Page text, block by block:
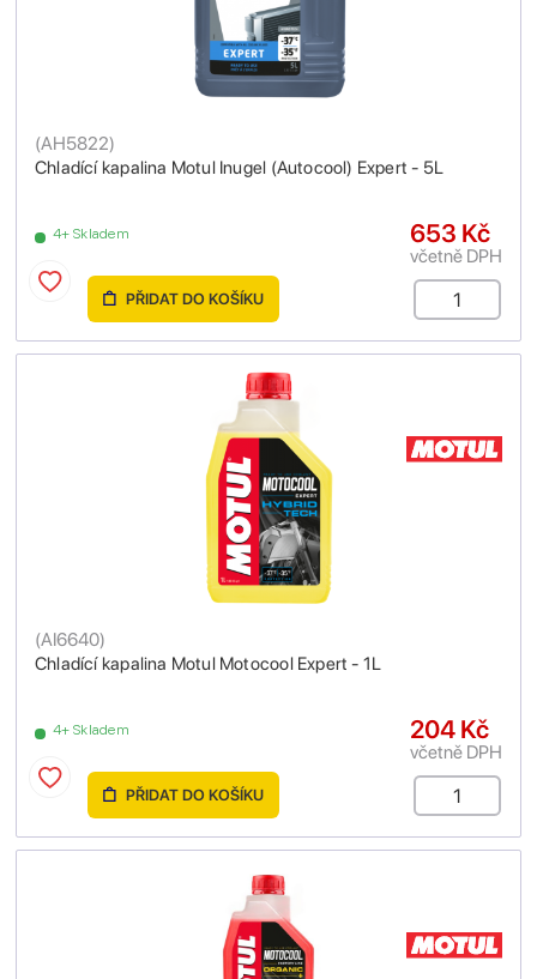
Chladící kapalina Motul Inugel (Autocool) Expert - 5L
(AH5822)
4+ Skladem 653 Kč
včetně DPH
PŘIDAT DO KOŠÍKU
Chladící kapalina Motul Motocool Expert - 1L
(AI6640)
4+ Skladem 204 Kč
včetně DPH
PŘIDAT DO KOŠÍKU